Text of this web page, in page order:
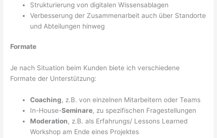
Strukturierung von digitalen Wissensablagen
Verbesserung der Zusammenarbeit auch über Standorte
und Abteilungen hinweg
Formate
Je nach Situation beim Kunden biete ich verschiedene
Formate der Unterstützung:
Coaching, z.B. von einzelnen Mitarbeitern oder Teams
In-House-Seminare, zu spezifischen Fragestellungen
Moderation, z.B. als Erfahrungs/ Lessons Learned
Workshop am Ende eines Projektes